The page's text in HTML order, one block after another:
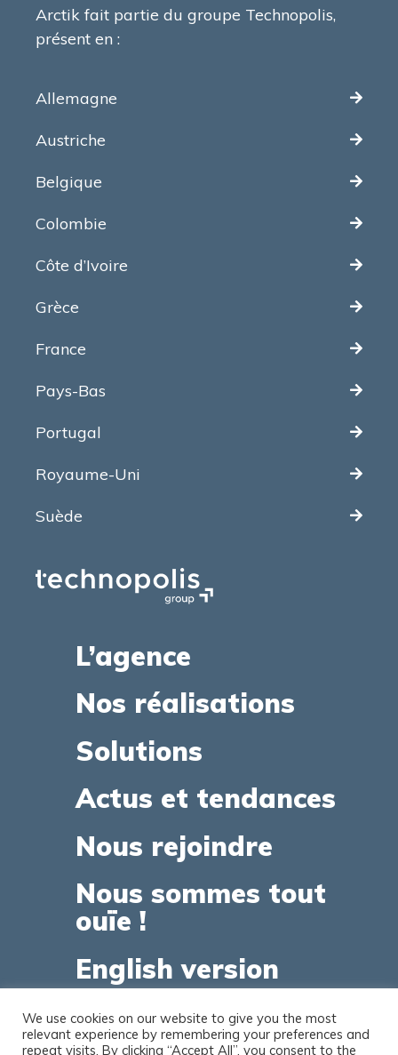
Arctik fait partie du groupe Technopolis,
présent en :
Allemagne
Austriche
Belgique
Colombie
Côte d’Ivoire
Grèce
France
Pays-Bas
Portugal
Royaume-Uni
Suède
L’agence
Nos réalisations
Solutions
Actus et tendances
Nous rejoindre
Nous sommes tout
ouïe !
English version
We use cookies on our website to give you the most
relevant experience by remembering your preferences and
repeat visits. By clicking “Accept All”, you consent to the